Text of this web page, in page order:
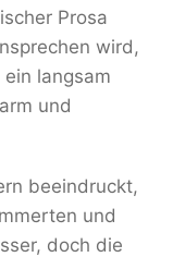
Prosa
wird,
langsam
und
beeindruckt,
und
doch die